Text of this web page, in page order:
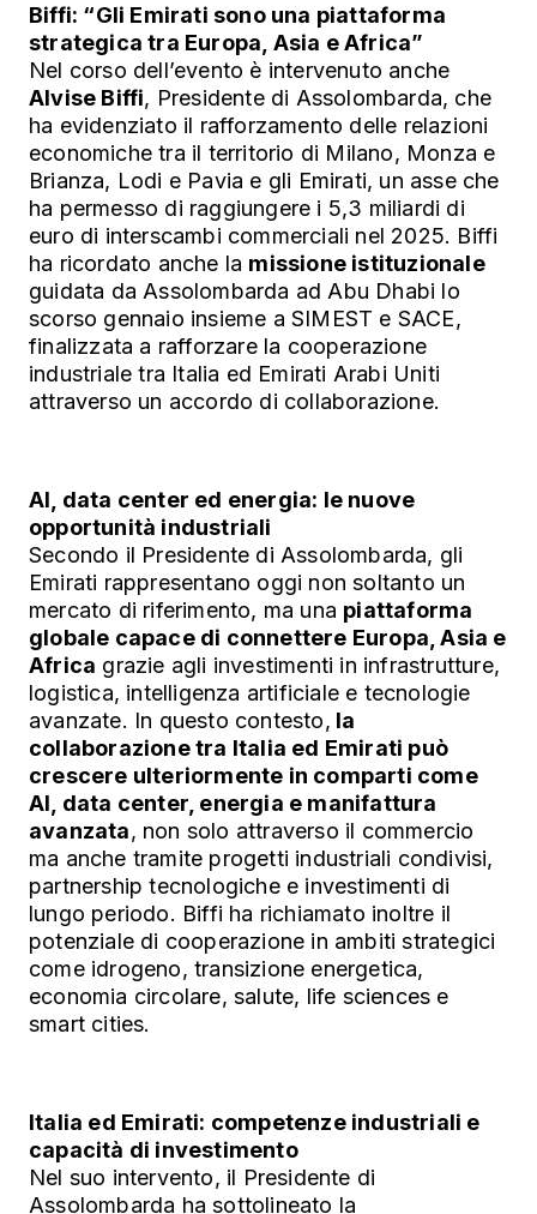
Biffi: “Gli Emirati sono una piattaforma
strategica tra Europa, Asia e Africa”
Nel corso dell’evento è intervenuto anche
Alvise Biffi, Presidente di Assolombarda, che
ha evidenziato il rafforzamento delle relazioni
economiche tra il territorio di Milano, Monza e
Brianza, Lodi e Pavia e gli Emirati, un asse che
ha permesso di raggiungere i 5,3 miliardi di
euro di interscambi commerciali nel 2025. Biffi
ha ricordato anche la missione istituzionale
guidata da Assolombarda ad Abu Dhabi lo
scorso gennaio insieme a SIMEST e SACE,
finalizzata a rafforzare la cooperazione
industriale tra Italia ed Emirati Arabi Uniti
attraverso un accordo di collaborazione.
AI, data center ed energia: le nuove
opportunità industriali
Secondo il Presidente di Assolombarda, gli
Emirati rappresentano oggi non soltanto un
mercato di riferimento, ma una piattaforma
globale capace di connettere Europa, Asia e
Africa grazie agli investimenti in infrastrutture,
logistica, intelligenza artificiale e tecnologie
avanzate. In questo contesto, la
collaborazione tra Italia ed Emirati può
crescere ulteriormente in comparti come
AI, data center, energia e manifattura
avanzata, non solo attraverso il commercio
ma anche tramite progetti industriali condivisi,
partnership tecnologiche e investimenti di
lungo periodo. Biffi ha richiamato inoltre il
potenziale di cooperazione in ambiti strategici
come idrogeno, transizione energetica,
economia circolare, salute, life sciences e
smart cities.
Italia ed Emirati: competenze industriali e
capacità di investimento
Nel suo intervento, il Presidente di
Assolombarda ha sottolineato la